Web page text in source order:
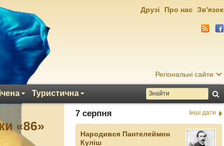
Регіональні сайти
Туристична
Друзі Про нас Зв'язок
«86»
7 серпня Інші дати
Народився Пантелеймон
Куліш